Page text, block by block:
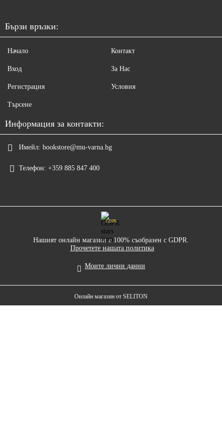
Бързи връзки:
Начало
Вход
Регистрация
Търсене
Контакт
За Нас
Условия
Информация за контакти:
Имейл: bookstore@mu-varna.bg
Телефон: +359 885 847 400
GDPR
Нашият онлайн магазин е 100% съобразен с GDPR.
Прочетете нашата политика
Моите лични данни
Онлайн магазин от SELITON